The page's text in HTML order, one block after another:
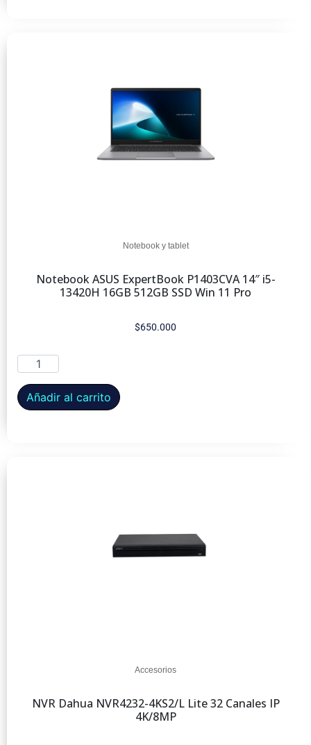
Notebook y tablet
Notebook ASUS ExpertBook P1403CVA 14″ i5-
13420H 16GB 512GB SSD Win 11 Pro
$650.000
Añadir al carrito
Accesorios
NVR Dahua NVR4232-4KS2/L Lite 32 Canales IP
4K/8MP